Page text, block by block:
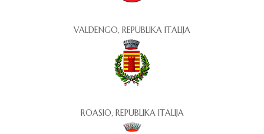
VALDENGO, REPUBLIKA ITALIJA
ROASIO, REPUBLIKA ITALIJA